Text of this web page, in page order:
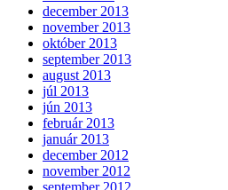
december 2013
november 2013
október 2013
september 2013
august 2013
júl 2013
jún 2013
február 2013
január 2013
december 2012
november 2012
september 2012